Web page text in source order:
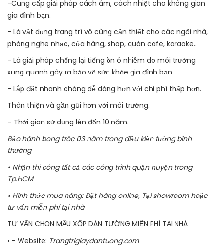
-Cung cấp giải pháp cách âm, cách nhiệt cho không gian
gia đình bạn.
- Là vật dụng trang trí vô cùng cần thiết cho các ngôi nhà,
phòng nghe nhạc, cửa hàng, shop, quán cafe, karaoke...
- Là giải pháp chống lại tiếng ồn ô nhiễm do môi trường
xung quanh gây ra bảo vệ sức khỏe gia đình bạn
- Lắp đặt nhanh chóng dễ dàng hơn với chi phí thấp hơn.
Thân thiện và gần gũi hơn với môi trường.
– Thời gian sử dụng lên đến 10 năm.
Bảo hành bong tróc 03 năm trong điều kiện tường bình
thường
• Nhận thi công tất cả các công trình quận huyện trong
Tp.HCM
• Hình thức mua hàng: Đặt hàng online, Tại showroom hoặc
tư vấn miễn phí tại nhà
TƯ VẤN CHỌN MẪU XỐP DÁN TƯỜNG MIỄN PHÍ TẠI NHÀ
• - Website: Trangtrigiaydantuong.com